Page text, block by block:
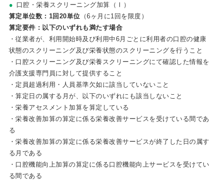
口腔・栄養スクリーニング加算（Ⅰ）
算定単位数：1回20単位 （6ヶ月に1回を限度）
算定要件：以下のいずれも満たす場合
・従業者が、利用開始時及び利用中6月ごとに利用者の口腔の健康
状態のスクリーニング及び栄養状態のスクリーニングを行うこと
・口腔スクリーニング及び栄養スクリーニングにて確認した情報を
介護支援専門員に対して提供すること
・定員超過利用・人員基準欠如に該当していないこと
・算定日の属する月が、以下のいずれにも該当しないこと
・栄養アセスメント加算を算定している
・栄養改善加算の算定に係る栄養改善サービスを受けている間であ
る
・栄養改善加算の算定に係る栄養改善サービスが終了した日の属す
る月である
・口腔機能向上加算の算定に係る口腔機能向上サービスを受けてい
る間である